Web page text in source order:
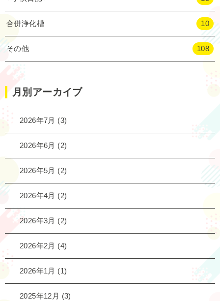
合併浄化槽 10
その他 108
月別アーカイブ
2026年7月 (3)
2026年6月 (2)
2026年5月 (2)
2026年4月 (2)
2026年3月 (2)
2026年2月 (4)
2026年1月 (1)
2025年12月 (3)